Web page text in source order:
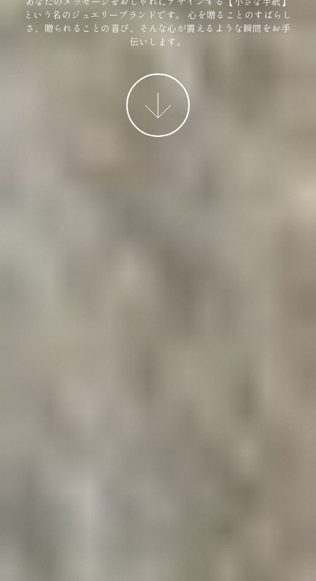
という名のジュエリーブランドです。
心を贈ることのすばらし
さ、贈られることの喜び、そんな心が震えるような瞬間をお手
伝いします。